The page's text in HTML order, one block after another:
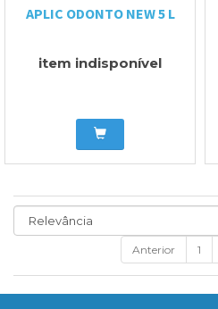
APLIC ODONTO NEW 5 L
item indisponível
Anterior 1